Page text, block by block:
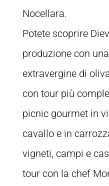
Nocellara.
Potete scoprire
produzione con
extravergine di
con tour più
picnic gourmet in
cavallo e in
vigneti, campi e
tour con la chef